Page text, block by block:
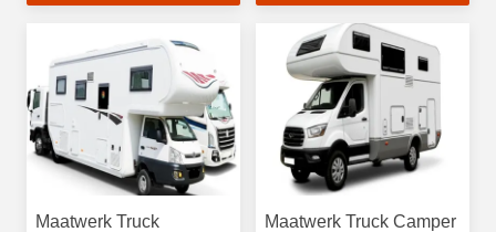
Maatwerk Truck
Maatwerk Truck Camper